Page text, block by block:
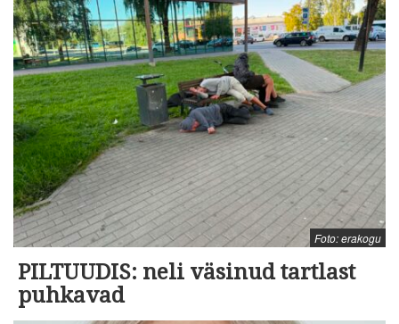
Foto: erakogu
PILTUUDIS: neli väsinud tartlast
puhkavad